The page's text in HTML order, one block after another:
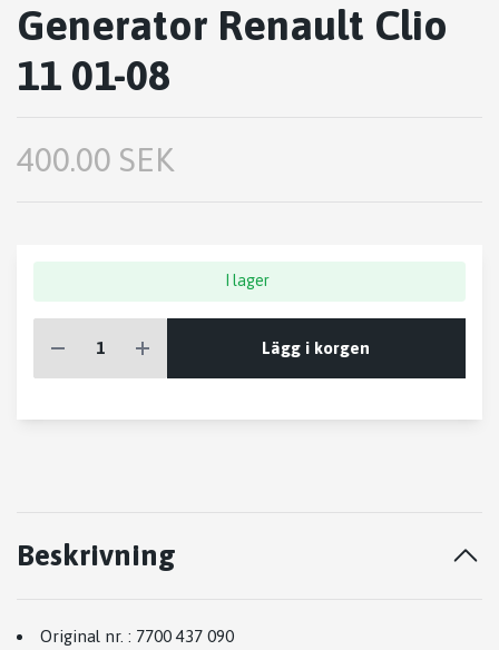
Generator Renault Clio
11 01-08
400.00 SEK
I lager
Lägg i korgen
Beskrivning
Original nr. : 7700 437 090